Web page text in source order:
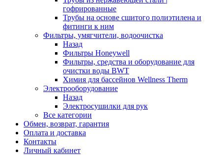
гофрированные
Трубы на основе сшитого полиэтилена и
фитинги к ним
Фильтры, умягчители, водоочистка
Назад
Фильтры Honeywell
Фильтры, средства и оборудование для
очистки воды BWT
Химия для бассейнов Wellness Therm
Электрооборудование
Назад
Электросушилки для рук
Все категории
Обмен, возврат, гарантия
Оплата и доставка
Контакты
Личный кабинет